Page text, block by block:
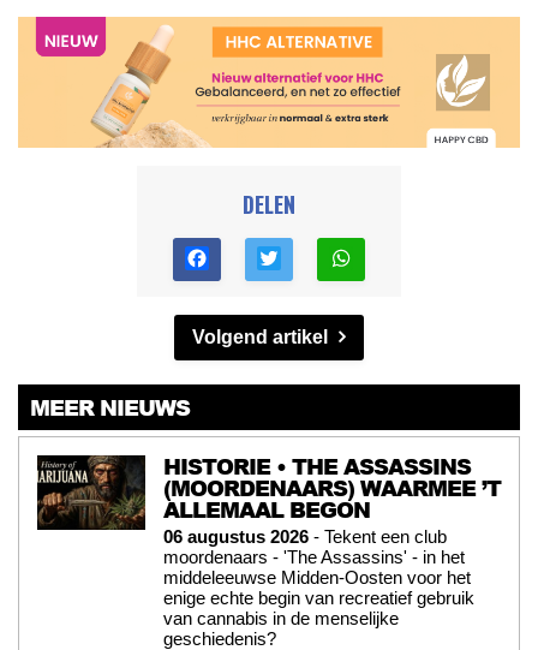
DELEN
Volgend artikel
MEER NIEUWS
HISTORIE • THE ASSASSINS
(MOORDENAARS) WAARMEE ’T
ALLEMAAL BEGON
06 augustus 2026 - Tekent een club
moordenaars - 'The Assassins' - in het
middeleeuwse Midden-Oosten voor het
enige echte begin van recreatief gebruik
van cannabis in de menselijke
geschiedenis?